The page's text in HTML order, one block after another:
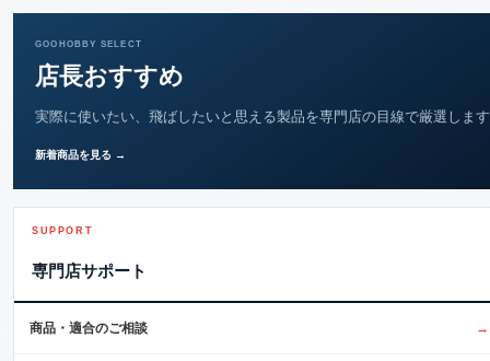
GOOHOBBY SELECT
店長おすすめ
実際に使いたい、飛ばしたいと思える製品を専門店の目線で厳選しま
新着商品を見る →
SUPPORT
専門店サポート
商品・適合のご相談 →